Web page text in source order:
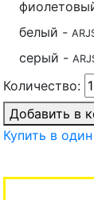
белый -
серый -
Количество:
Добавить в
Купить в